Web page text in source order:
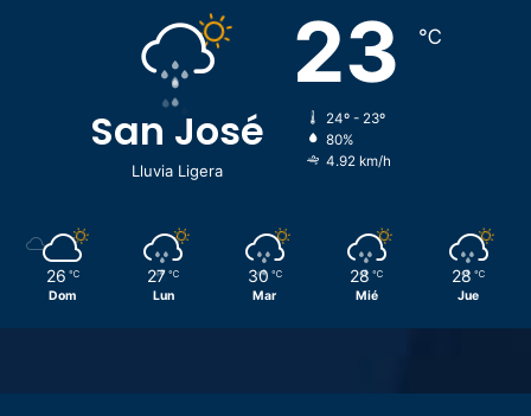
San José
Lluvia Ligera
23 ℃
24º - 23º
80%
4.92 km/h
26 ℃
Dom
27 ℃
Lun
30 ℃
Mar
28 ℃
Mié
28 ℃
Jue